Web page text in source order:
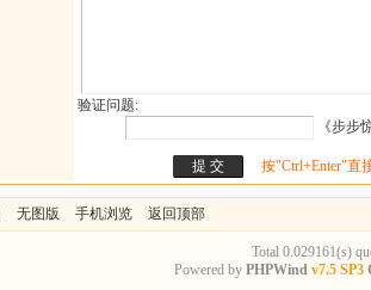
验证问题:
《步步
按"Ctrl+Enter"直
无图版 手机浏览 返回顶部
Total 0.029161(s)
Powered by PHPWind v7.5 SP3